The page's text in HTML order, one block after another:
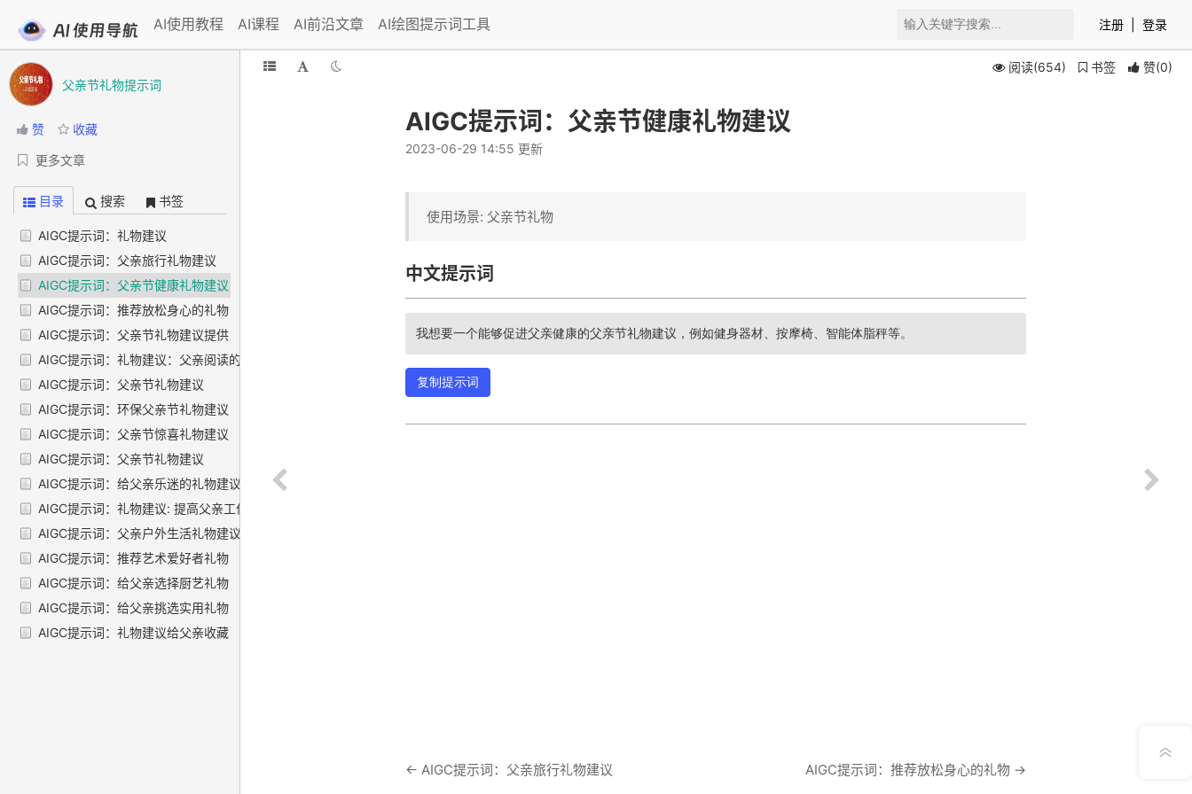
AI使用教程 AI课程 AI前沿文章 AI绘图提示词工具 注册 登录
父亲节礼物提示词
赞 收藏
更多文章
目录 搜索 书签
AIGC提示词：礼物建议
AIGC提示词：父亲旅行礼物建议
AIGC提示词：父亲节健康礼物建议
AIGC提示词：推荐放松身心的礼物
AIGC提示词：父亲节礼物建议提供
AIGC提示词：礼物建议：父亲阅读的书
AIGC提示词：父亲节礼物建议
AIGC提示词：环保父亲节礼物建议
AIGC提示词：父亲节惊喜礼物建议
AIGC提示词：父亲节礼物建议
AIGC提示词：给父亲乐迷的礼物建议
AIGC提示词：礼物建议: 提高父亲工作效率
AIGC提示词：父亲户外生活礼物建议
AIGC提示词：推荐艺术爱好者礼物
AIGC提示词：给父亲选择厨艺礼物
AIGC提示词：给父亲挑选实用礼物
AIGC提示词：礼物建议给父亲收藏
阅读(654) 书签 赞(0)
AIGC提示词：父亲节健康礼物建议
2023-06-29 14:55 更新
使用场景: 父亲节礼物
中文提示词
我想要一个能够促进父亲健康的父亲节礼物建议，例如健身器材、按摩椅、智能体脂秤等。
复制提示词
← AIGC提示词：父亲旅行礼物建议 AIGC提示词：推荐放松身心的礼物 →